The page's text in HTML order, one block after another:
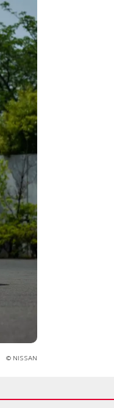
© NISSAN